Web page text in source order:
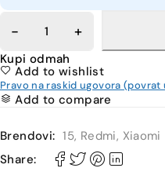
Kupi odmah
Add to wishlist
Pravo na raskid ugovora
Add to compare
Brendovi: 15, Redmi, Xiaomi
Share: